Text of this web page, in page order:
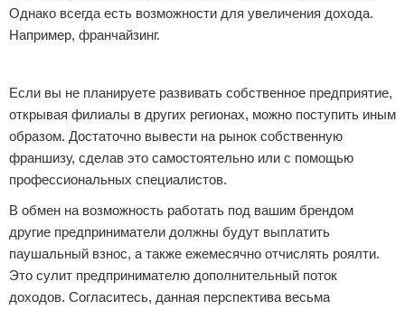
Однако всегда есть возможности для увеличения дохода.
Например, франчайзинг.
Если вы не планируете развивать собственное предприятие,
открывая филиалы в других регионах, можно поступить иным
образом. Достаточно вывести на рынок собственную
франшизу, сделав это самостоятельно или с помощью
профессиональных специалистов.
В обмен на возможность работать под вашим брендом
другие предприниматели должны будут выплатить
паушальный взнос, а также ежемесячно отчислять роялти.
Это сулит предпринимателю дополнительный поток
доходов. Согласитесь, данная перспектива весьма